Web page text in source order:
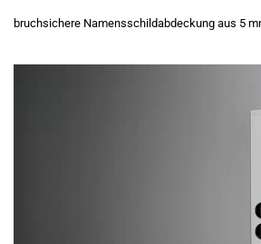
bruchsichere Namensschildabdeckung aus 5